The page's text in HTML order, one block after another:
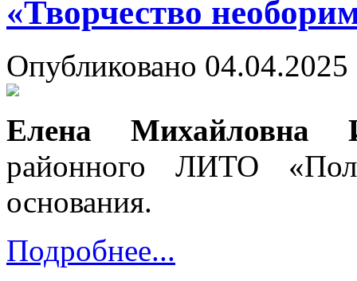
«Творчество
Опубликовано
Елена Михайловна
районного ЛИТО
основания.
Подробнее...